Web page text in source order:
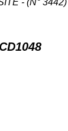
- (N° 3442)